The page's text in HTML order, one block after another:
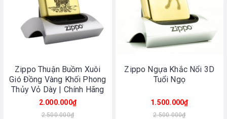
Zippo Thuận Buồm Xuôi
Gió Đồng Vàng Khối Phong
Thủy Vỏ Dày | Chính Hãng
Made In USA
2.000.000₫
2.500.000₫
Zippo Ngựa Khắc Nổi 3D
Tuổi Ngọ
1.500.000₫
2.500.000₫